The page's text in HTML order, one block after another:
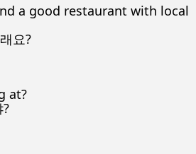
a good restaurant with local
요?
at?